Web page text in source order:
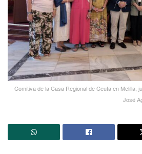
Comitiva de la Casa Regional de Ceuta en Melilla,
José